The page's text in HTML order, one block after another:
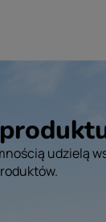
udzielą